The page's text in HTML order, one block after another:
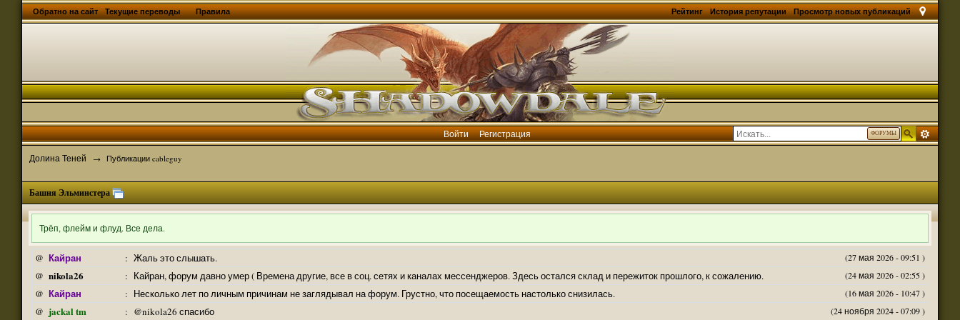
Просмотр новых публикаций
Обратно на сайт Текущие переводы История репутации
Рейтинг
Правила
ФОРУМЫ
Войти Регистрация
Долина Теней → Публикации cableguy
Башня Эльминстера
Трёп, флейм и флуд. Все дела.
@ Кайран : (27 мая 2026 - 09:51 )
Жаль это слышать.
@ nikola26 : (24 мая 2026 - 02:55 )
Кайран, форум давно умер ( Времена другие, все в соц. сетях и каналах мессенджеров. Здесь остался склад и пережиток прошлого, к сожалению.
@ Кайран : (16 мая 2026 - 10:47 )
Несколько лет по личным причинам не заглядывал на форум. Грустно, что посещаемость настолько снизилась.
@ jackal tm : (24 ноября 2024 - 07:09 )
@nikola26 спасибо